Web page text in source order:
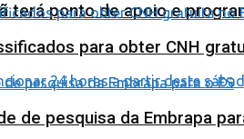
terá ponto de apoio e
para obter CNH
de pesquisa da Embrapa